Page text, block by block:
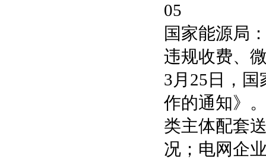
05
国家能源局
违规收费、
3月25日，
作的通知》
类主体配套
况；电网企